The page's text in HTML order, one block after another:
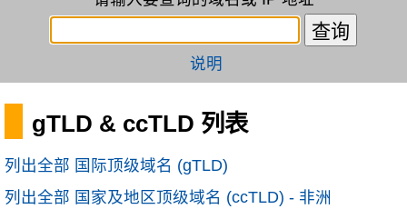
说明
gTLD & ccTLD 列表
列出全部 国际顶级域名 (gTLD)
列出全部 国家及地区顶级域名 (ccTLD) - 非洲